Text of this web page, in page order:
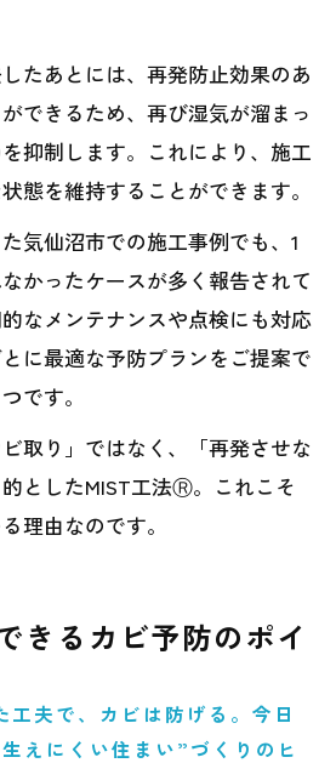
たあとには、再発防止効果のあ
できるため、再び湿気が溜まっ
抑制します。これにより、施工
態を維持することができます。
気仙沼市での施工事例でも、1
かったケースが多く報告されて
なメンテナンスや点検にも対応
に最適な予防プランをご提案で
です。
取り」ではなく、「再発させな
としたMIST工法Ⓡ。これこそ
理由なのです。
きるカビ予防のポイ
工夫で、カビは防げる。今日
えにくい住まい”づくりのヒ